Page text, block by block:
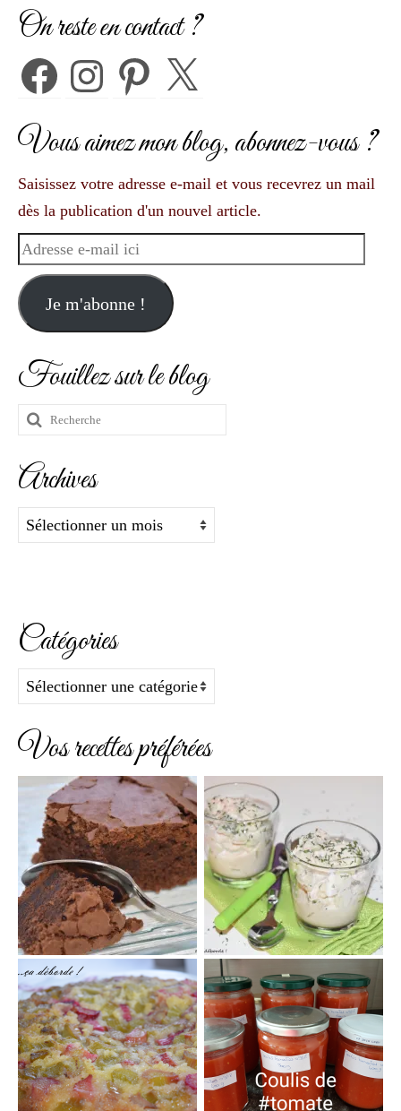
On reste en contact ?
FacebookInstagramPinterest X
Vous aimez mon blog, abonnez-vous ?
Saisissez votre adresse e-mail et vous recevrez un mail
dès la publication d'un nouvel article.
Adresse
mail
ici
Je m'abonne !
Fouillez sur le blog
Rechercher
Archives
Archives
Catégories
Catégories
Vos recettes préférées